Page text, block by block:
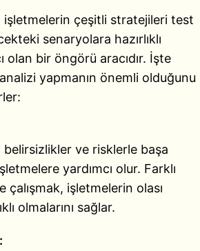
işletmelerin çeşitli stratejileri test
senaryolara hazırlıklı
olan bir öngörü aracıdır. İşte
yapmanın önemli olduğunu
belirsizlikler ve risklerle başa
yardımcı olur. Farklı
çalışmak, işletmelerin olası
olmalarını sağlar.